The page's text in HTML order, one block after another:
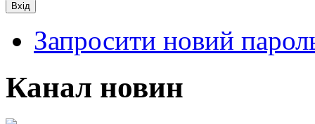
Запросити новий
Канал новин